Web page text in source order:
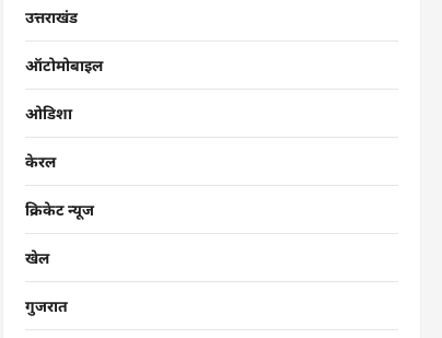
उत्तराखंड
ऑटोमोबाइल
ओडिशा
केरल
क्रिकेट न्यूज
खेल
गुजरात